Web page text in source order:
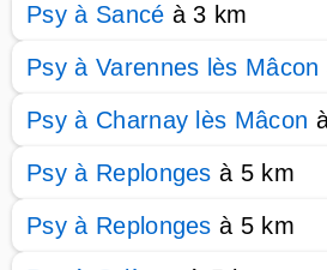
Psy à Sancé à 3 km
Psy à Varennes lès Mâcon
Psy à Charnay lès Mâcon
Psy à Replonges à 5 km
Psy à Replonges à 5 km